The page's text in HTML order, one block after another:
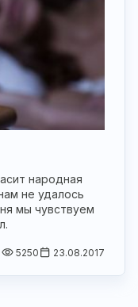
народная
не удалось
мы чувствуем
5250 23.08.2017